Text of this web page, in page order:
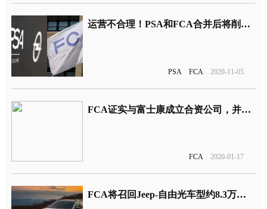
运营不合理！PSA和FCA合并后将削减在华品牌和车型
PSA FCA 2020-11-05
FCA证实与富士康成立合资公司，并率先进入国内市场
FCA 2020-01-17
FCA将召回Jeep-自由光车型约8.3万辆 因离合器会滑到空挡